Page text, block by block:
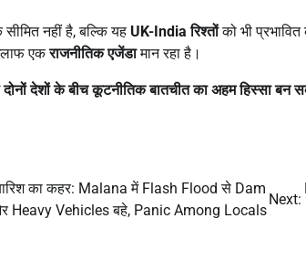
सीमित नहीं है, बल्कि यह UK-Indiaरिश्तोंको भी
एकराजनीतिक एजेंडामान रहा है।
दोनों देशों के बीच कूटनीतिक बातचीत का अहम हिस्सा बन
का कहर: Malana में Flash Flood से Dam
Heavy Vehicles बहे, Panic Among Locals
Next: